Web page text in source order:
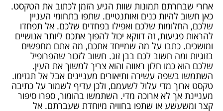
אחרי שבחרתם תמונות שוות הגיע הזמן לכתוב את הטקסט.
כאן חשוב להיות כנים ואותנטיים. שתפו בתחומי העניין
שלכם, החלומות שלכם ואפילו בפחדים שלכם. אל תפחדו
להראות פגיעות, זה דווקא יכול להפוך אתכם ליותר אנושיים
ומושכים. כתבו על מה שמייחד אתכם, מה אתם מחפשים
בזוגיות ומה חשוב לכם בבן זוג. חשוב לזכור שהפרופיל
שלכם הוא כמו חלון ראווה והוא צריך למשוך את העין.
השתמשו בשפה עשירה ותיאורים מעניינים אבל אל תגזימו.
טקסט ארוך מדי עלול לשעמם, ולכן עדיף לשמור על כתיבה
מעניינת אך לא ארוכה מדי. השתמשו בהומור, ספרו סיפור
קצר ומשעשע או שתפו בחוויה מיוחדת שעברתם. אל